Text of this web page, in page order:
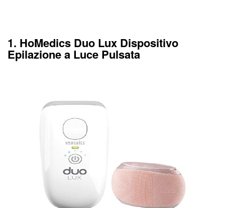
1. HoMedics Duo Lux Dispositivo
Epilazione a Luce Pulsata